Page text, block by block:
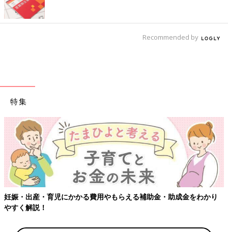
Recommended by
特集
妊娠・出産・育児にかかる費用やもらえる補助金・助成金をわかり
やすく解説！